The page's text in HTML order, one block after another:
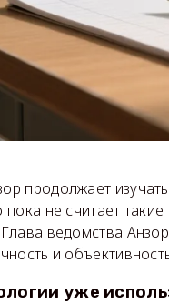
продолжает
пока не считает
ведомства
и
уже